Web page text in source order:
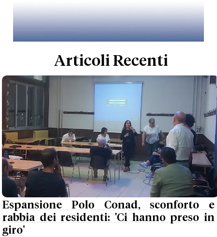
Articoli Recenti
Espansione Polo Conad, sconforto e
rabbia dei residenti: 'Ci hanno preso in
giro'